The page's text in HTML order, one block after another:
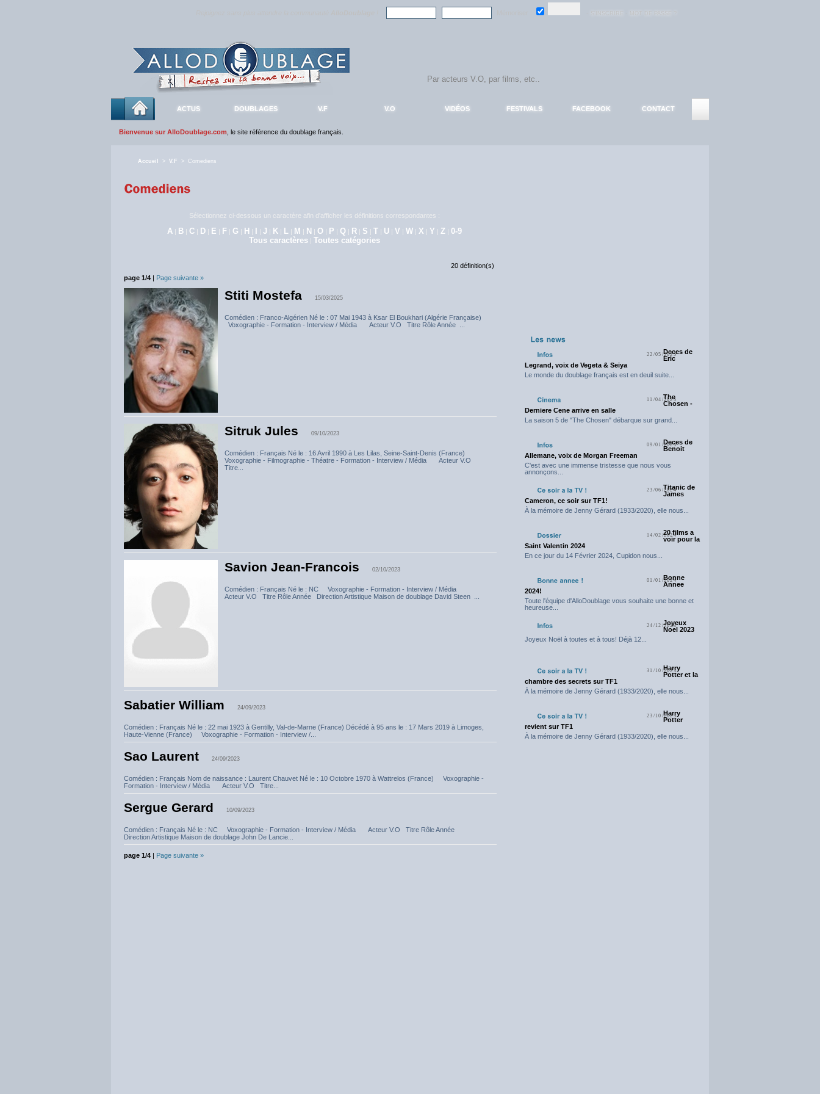
ACTUS DOUBLAGES V.F V.O VIDÉOS FESTIVALS FACEBOOK CONTACT
Bienvenue sur AlloDoublage.com , le site référence du doublage français.
Accueil > V.F > Comediens
Sélectionnez ci-dessous un caractère afin d'afficher les définitions correspondantes :
A | B | C | D | E | F | G | H | I |J | K | L | M | N | O | P | Q | R | S | T | U | V |W | X | Y | Z |0-9
Tous caractères | Toutes catégories
20 définition(s)
page 1/4 | Page suivante »
Stiti Mostefa 15/03/2025
Comédien : Franco-Algérien Né le : 07 Mai 1943 à Ksar El Boukhari (Algérie Française)
Voxographie - Formation - Interview / Média Acteur V.O Titre Rôle Année ...
Sitruk Jules 09/10/2023
Comédien : Français Né le : 16 Avril 1990 à Les Lilas, Seine-Saint-Denis (France)
Voxographie - Filmographie - Théatre - Formation - Interview / Média Acteur V.O
Titre...
Savion Jean-Francois 02/10/2023
Comédien : Français Né le : NC Voxographie - Formation - Interview / Média
Acteur V.O Titre Rôle Année Direction Artistique Maison de doublage David Steen ...
Sabatier William 24/09/2023
Comédien : Français Né le : 22 mai 1923 à Gentilly, Val-de-Marne (France) Décédé à 95 ans le : 17 Mars 2019 à Limoges,
Haute-Vienne (France) Voxographie - Formation - Interview /...
Sao Laurent 24/09/2023
Comédien : Français Nom de naissance : Laurent Chauvet Né le : 10 Octobre 1970 à Wattrelos (France) Voxographie -
Formation - Interview / Média Acteur V.O Titre...
Sergue Gerard 10/09/2023
Comédien : Français Né le : NC Voxographie - Formation - Interview / Média Acteur V.O Titre Rôle Année
Direction Artistique Maison de doublage John De Lancie...
page 1/4 | Page suivante »
22/05/2025Deces de
Eric
Legrand, voix de Vegeta & Seiya
Le monde du doublage français est en deuil suite...
11/04/2025
The
Chosen -
Derniere Cene arrive en salle
La saison 5 de "The Chosen" débarque sur grand...
09/01/2025Deces de
Benoit
Allemane, voix de Morgan Freeman
C'est avec une immense tristesse que nous vous
annonçons...
23/06/2024Titanic de
James
Cameron, ce soir sur TF1!
À la mémoire de Jenny Gérard (1933/2020), elle nous...
14/02/202420 films a
voir pour la
Saint Valentin 2024
En ce jour du 14 Février 2024, Cupidon nous...
01/01/2024
Bonne
Annee
2024!
Toute l'équipe d'AlloDoublage vous souhaite une bonne et
heureuse...
24/12/2023
Joyeux
Noel 2023
Joyeux Noël à toutes et à tous! Déjà 12...
31/10/2023
Harry
Potter et la
chambre des secrets sur TF1
À la mémoire de Jenny Gérard (1933/2020), elle nous...
23/10/2023
Harry
Potter
revient sur TF1
À la mémoire de Jenny Gérard (1933/2020), elle nous...